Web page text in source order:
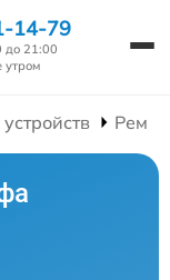
14-79
до 21:00
утром